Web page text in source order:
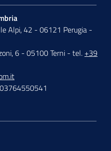
Alpi, 42 - 06121 Perugia -
6 - 05100 Terni - tel. +39
03764550541